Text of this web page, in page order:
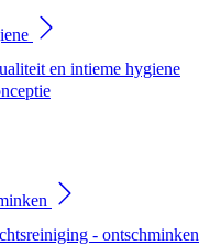
en intieme hygiene
- ontschminken